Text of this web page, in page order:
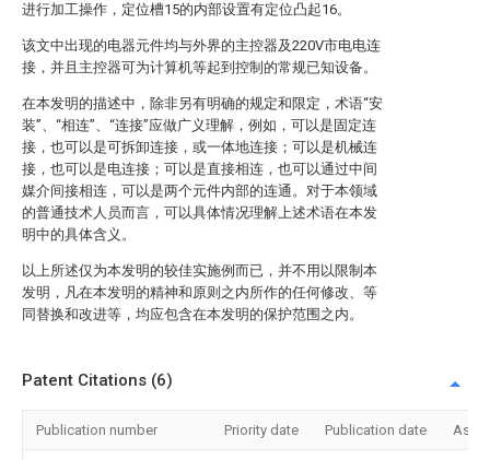
进行加工操作，定位槽15的内部设置有定位凸起16。
该文中出现的电器元件均与外界的主控器及220V市电电连
接，并且主控器可为计算机等起到控制的常规已知设备。
在本发明的描述中，除非另有明确的规定和限定，术语“安
装”、“相连”、“连接”应做广义理解，例如，可以是固定连
接，也可以是可拆卸连接，或一体地连接；可以是机械连
接，也可以是电连接；可以是直接相连，也可以通过中间
媒介间接相连，可以是两个元件内部的连通。对于本领域
的普通技术人员而言，可以具体情况理解上述术语在本发
明中的具体含义。
以上所述仅为本发明的较佳实施例而已，并不用以限制本
发明，凡在本发明的精神和原则之内所作的任何修改、等
同替换和改进等，均应包含在本发明的保护范围之内。
Patent Citations (6)
Publication number Priority date Publication date